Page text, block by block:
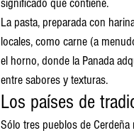
significado que contiene.
La pasta, preparada con
locales, como carne (a
el horno, donde la Panada
entre sabores y texturas.
Los países de
Sólo tres pueblos de